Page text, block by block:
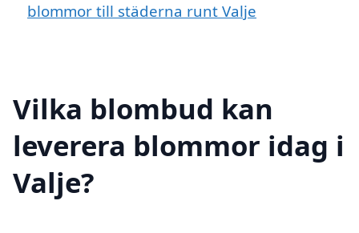
blommor till städerna runt Valje
Vilka blombud kan
leverera blommor idag i
Valje?